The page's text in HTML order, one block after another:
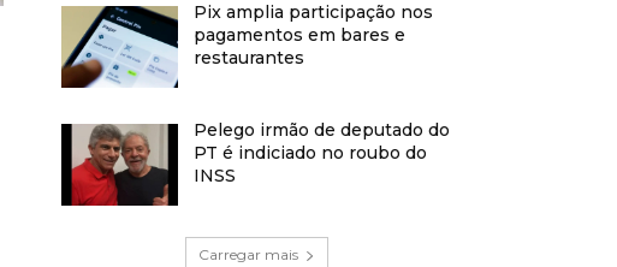
Pix amplia participação nos
pagamentos em bares e
restaurantes
Pelego irmão de deputado do
PT é indiciado no roubo do
INSS
Carregar mais